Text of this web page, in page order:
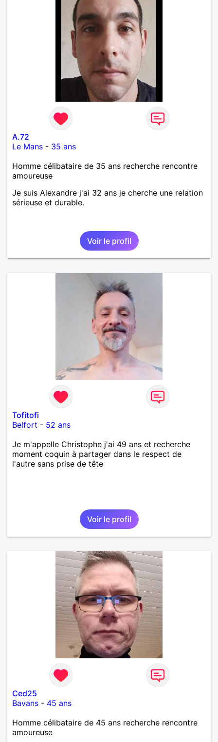
A.72
Le Mans - 35 ans
Homme célibataire de 35 ans recherche rencontre
amoureuse
Je suis Alexandre j'ai 32 ans je cherche une relation
sérieuse et durable.
Voir le profil
Tofitofi
Belfort - 52 ans
Je m'appelle Christophe j'ai 49 ans et recherche
moment coquin à partager dans le respect de
l'autre sans prise de tête
Voir le profil
Ced25
Bavans - 45 ans
Homme célibataire de 45 ans recherche rencontre
amoureuse